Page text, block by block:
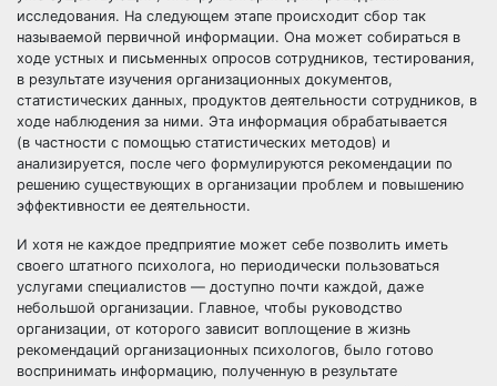
исследования. На следующем этапе происходит сбор так
называемой первичной информации. Она может собираться в
ходе устных и письменных опросов сотрудников, тестирования,
в результате изучения организационных документов,
статистических данных, продуктов деятельности сотрудников, в
ходе наблюдения за ними. Эта информация обрабатывается
(в частности с помощью статистических методов) и
анализируется, после чего формулируются рекомендации по
решению существующих в организации проблем и повышению
эффективности ее деятельности.
И хотя не каждое предприятие может себе позволить иметь
своего штатного психолога, но периодически пользоваться
услугами специалистов — доступно почти каждой, даже
небольшой организации. Главное, чтобы руководство
организации, от которого зависит воплощение в жизнь
рекомендаций организационных психологов, было готово
воспринимать информацию, полученную в результате